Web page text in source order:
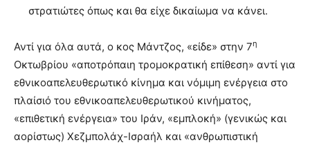
στρατιώτες όπως και θα είχε δικαίωμα να κάνει.
Αντί για όλα αυτά, ο κος Μάντζος, «είδε» στην 7η
Οκτωβρίου «αποτρόπαιη τρομοκρατική επίθεση» αντί για
εθνικοαπελευθερωτικό κίνημα και νόμιμη ενέργεια στο
πλαίσιό του εθνικοαπελευθερωτικού κινήματος,
«επιθετική ενέργεια» του Ιράν, «εμπλοκή» (γενικώς και
αορίστως) Χεζμπολάχ-Ισραήλ και «ανθρωπιστική